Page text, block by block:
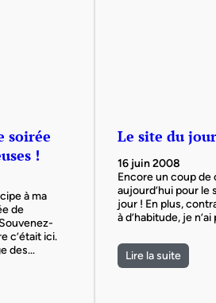
soirée
!
à ma
de
c’était ici.
des…
Le site du
16 juin 2008
Encore un coup
aujourd’hui pour le
jour ! En plus,
à d’habitude, je n’ai
Lire la suite